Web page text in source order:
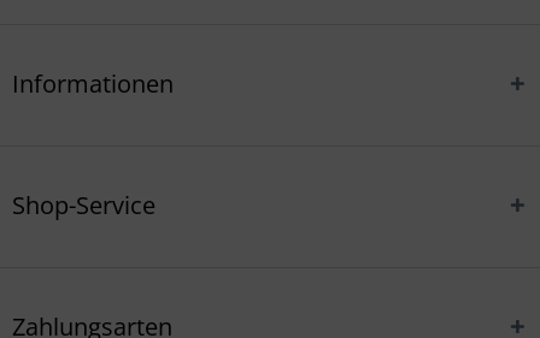
Informationen
Shop-Service
Zahlungsarten